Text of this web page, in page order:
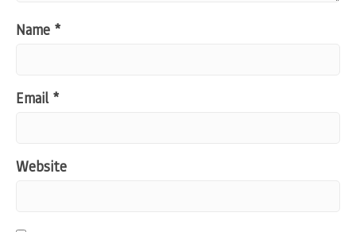
Name *
Email *
Website